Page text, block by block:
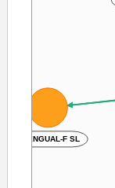
AMENGUAL-F SL